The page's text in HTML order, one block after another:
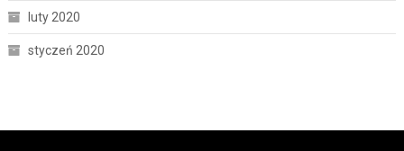
luty 2020
styczeń 2020